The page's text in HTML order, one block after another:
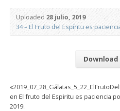
Uploaded28 julio, 2019
34 – El Fruto del Espíritu es
Download
en El fruto del Espiritu es paciencia
2019.